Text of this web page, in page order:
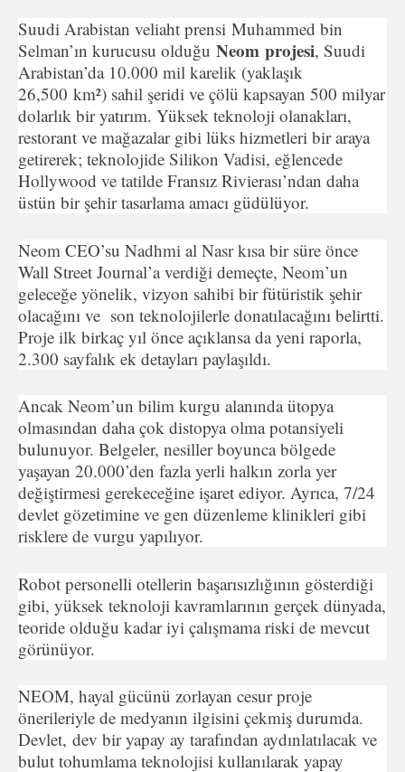
Suudi Arabistan veliaht prensi Muhammed bin
Selman’ın kurucusu olduğu Neom projesi, Suudi
Arabistan’da 10.000 mil karelik (yaklaşık
26,500 km²) sahil şeridi ve çölü kapsayan 500 milyar
dolarlık bir yatırım. Yüksek teknoloji olanakları,
restorant ve mağazalar gibi lüks hizmetleri bir araya
getirerek; teknolojide Silikon Vadisi, eğlencede
Hollywood ve tatilde Fransız Rivierası’ndan daha
üstün bir şehir tasarlama amacı güdülüyor.
Neom CEO’su Nadhmi al Nasr kısa bir süre önce
Wall Street Journal’a verdiği demeçte, Neom’un
geleceğe yönelik, vizyon sahibi bir fütüristik şehir
olacağını ve son teknolojilerle donatılacağını belirtti.
Proje ilk birkaç yıl önce açıklansa da yeni raporla,
2.300 sayfalık ek detayları paylaşıldı.
Ancak Neom’un bilim kurgu alanında ütopya
olmasından daha çok distopya olma potansiyeli
bulunuyor. Belgeler, nesiller boyunca bölgede
yaşayan 20.000’den fazla yerli halkın zorla yer
değiştirmesi gerekeceğine işaret ediyor. Ayrıca, 7/24
devlet gözetimine ve gen düzenleme klinikleri gibi
risklere de vurgu yapılıyor.
Robot personelli otellerin başarısızlığının gösterdiği
gibi, yüksek teknoloji kavramlarının gerçek dünyada,
teoride olduğu kadar iyi çalışmama riski de mevcut
görünüyor.
NEOM, hayal gücünü zorlayan cesur proje
önerileriyle de medyanın ilgisini çekmiş durumda.
Devlet, dev bir yapay ay tarafından aydınlatılacak ve
bulut tohumlama teknolojisi kullanılarak yapay